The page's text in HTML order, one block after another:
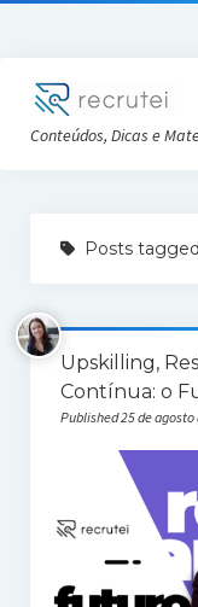
Conteúdos, Dicas e
Conheça a Recrutei
Cursos RH gratuitos
Análise DISC gratuita
Posts
Upskilling,
Contínua: o
Published 25 de agosto